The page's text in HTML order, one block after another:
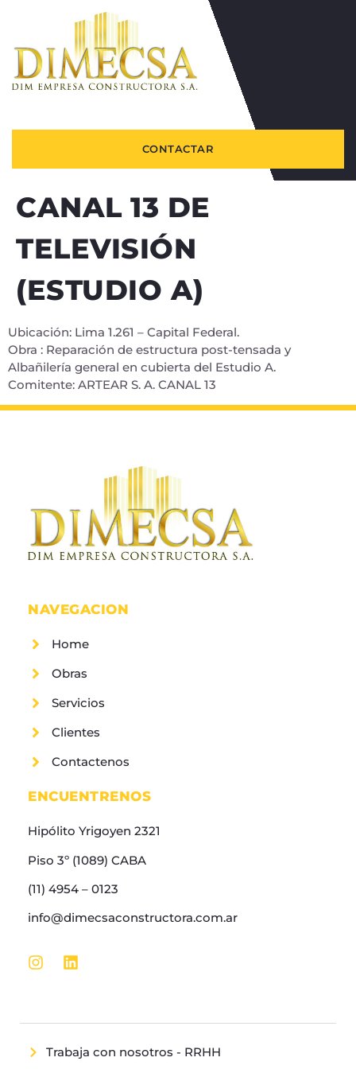
CONTACTAR
CANAL 13 DE
TELEVISIÓN
(ESTUDIO A)
Ubicación: Lima 1.261 – Capital Federal.
Obra : Reparación de estructura post-tensada y
Albañilería general en cubierta del Estudio A.
Comitente: ARTEAR S. A. CANAL 13
NAVEGACION
Home
Obras
Servicios
Clientes
Contactenos
ENCUENTRENOS
Hipólito Yrigoyen 2321
Piso 3º (1089) CABA
(11) 4954 – 0123
info@dimecsaconstructora.com.ar
Trabaja con nosotros - RRHH